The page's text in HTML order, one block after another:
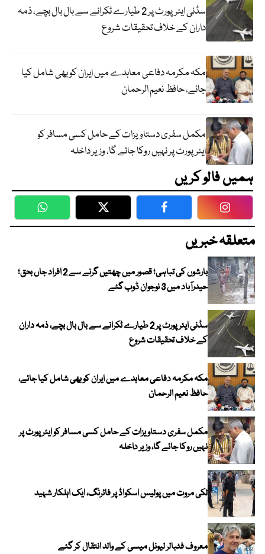
سڈنی ایئرپورٹ پر 2 طیارے ٹکرانے سے بال بال بچے، ذمہ
داران کے خلاف تحقیقات شروع
مکہ مکرمہ دفاعی معاہدے میں ایران کو بھی شامل کیا
جائے، حافظ نعیم الرحمان
مکمل سفری دستاویزات کے حامل کسی مسافر کو
ایئرپورٹ پر نہیں روکا جائے گا، وزیر داخلہ
ہمیں فالو کریں
WhatsApp Twitter Facebook
متعلقہ خبریں
بارشوں کی تباہی؛ قصور میں چھتیں گرنے سے 2 افراد جاں بحق؛
حیدرآباد میں 3 نوجوان ڈوب گئے
سڈنی ایئرپورٹ پر 2 طیارے ٹکرانے سے بال بال بچے، ذمہ داران
کے خلاف تحقیقات شروع
مکہ مکرمہ دفاعی معاہدے میں ایران کو بھی شامل کیا جائے،
حافظ نعیم الرحمان
مکمل سفری دستاویزات کے حامل کسی مسافر کو ایئرپورٹ پر
نہیں روکا جائے گا، وزیر داخلہ
لکی مروت میں پولیس اسکواڈ پر فائرنگ، ایک اہلکار شہید
معروف فٹبالر لیونل میسی کے والد انتقال کر گئے